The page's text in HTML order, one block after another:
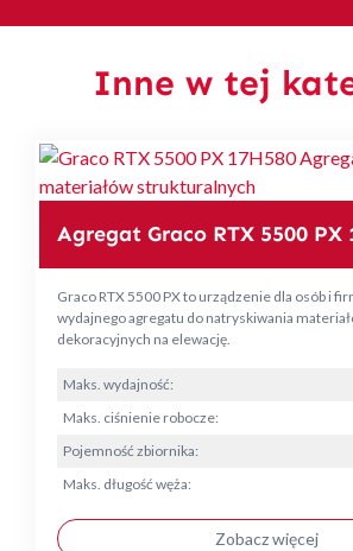
Inne w tej
Agregat Graco RTX 5500 PX
Graco RTX 5500 PX to urządzenie dla osób i
wydajnego agregatu do natryskiwania
dekoracyjnych na elewację.
Maks. wydajność:
Maks. ciśnienie robocze:
Pojemność zbiornika:
Maks. długość węża:
Zobacz więcej